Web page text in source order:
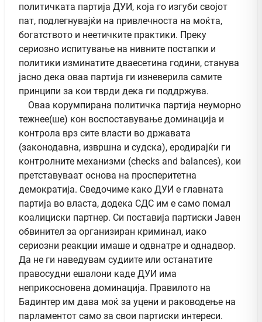
политичката партија ДУИ, која го изгуби својот
пат, подлегнувајќи на привлечноста на моќта,
богатството и неетичките практики. Преку
сериозно испитување на нивните постапки и
политики изминатите дваесетина години, станува
јасно дека оваа партија ги изневерила самите
принципи за кои тврди дека ги поддржува.
Оваа корумпирана политичка партија неуморно
тежнее(ше) кон воспоставување доминација и
контрола врз сите власти во државата
(законодавна, извршна и судска), еродирајќи ги
контролните механизми (checks and balances), кои
претставуваат основа на просперитетна
демократија. Сведочиме како ДУИ е главната
партија во власта, додека СДС им е само помал
коалициски партнер. Си поставија партиски Јавен
обвинител за организиран криминал, иако
сериозни реакции имаше и одвнатре и однадвор.
Да не ги наведувам судиите или останатите
правосудни ешалони каде ДУИ има
неприкосновена доминација. Правилото на
Бадинтер им дава моќ за уцени и раководење на
парламентот само за свои партиски интереси.